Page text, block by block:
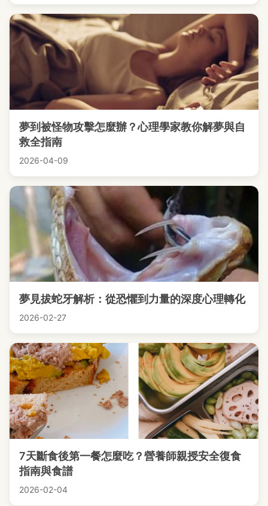
夢到被怪物攻擊怎麼辦？心理學家教你解夢與自
救全指南
2026-04-09
夢見拔蛇牙解析：從恐懼到力量的深度心理轉化
2026-02-27
7天斷食後第一餐怎麼吃？營養師親授安全復食
指南與食譜
2026-02-04